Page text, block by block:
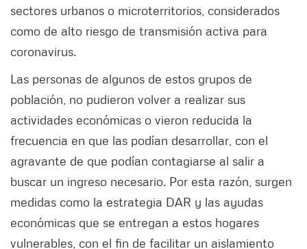
sectores urbanos o microterritorios, considerados
como de alto riesgo de transmisión activa para
coronavirus.
Las personas de algunos de estos grupos de
población, no pudieron volver a realizar sus
actividades económicas o vieron reducida la
frecuencia en que las podían desarrollar, con el
agravante de que podían contagiarse al salir a
buscar un ingreso necesario. Por esta razón, surgen
medidas como la estrategia DAR y las ayudas
económicas que se entregan a estos hogares
vulnerables, con el fin de facilitar un aislamiento